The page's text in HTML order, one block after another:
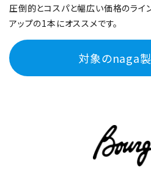
圧倒的とコスパと幅広い価格のライ
アップの1本にオススメです。
対象のnaga